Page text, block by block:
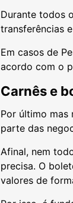
Durante todos
transferências
Em casos de
acordo com o
Carnês e
Por último mas
parte das
Afinal, nem
precisa. O
valores de